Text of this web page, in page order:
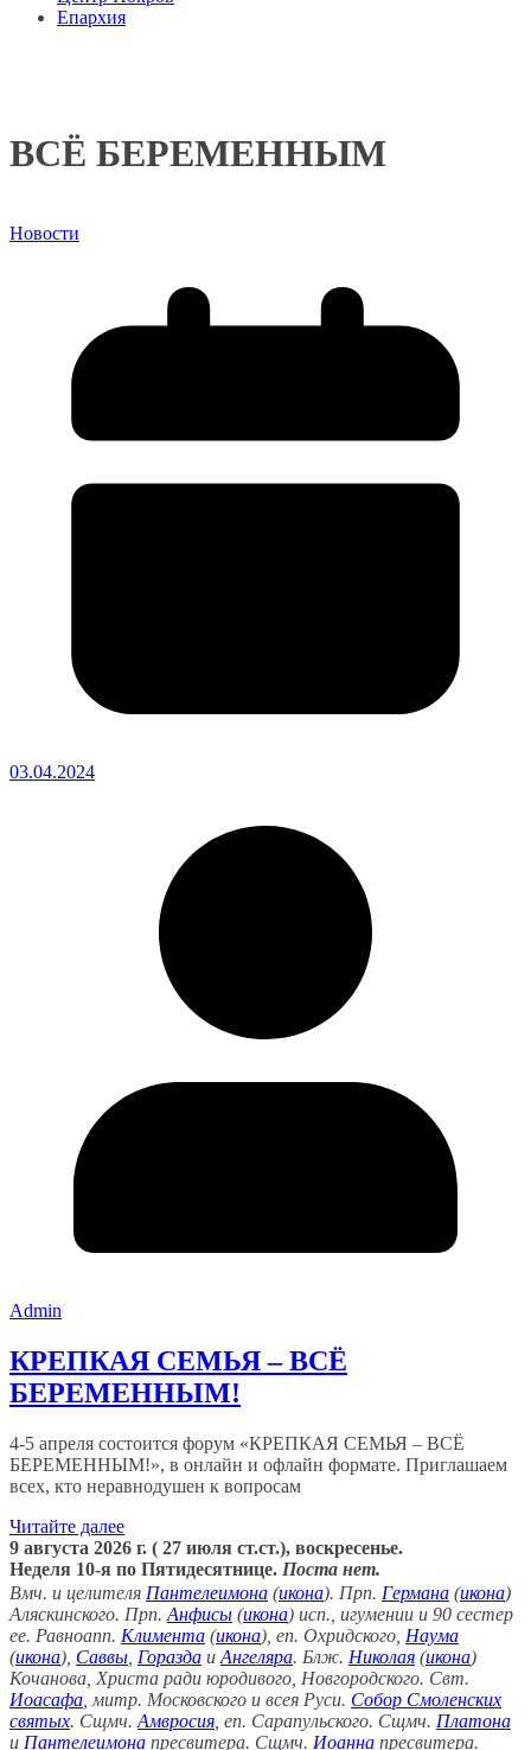
Епархия
ВСЁ БЕРЕМЕННЫМ
Новости
03.04.2024
Admin
КРЕПКАЯ СЕМЬЯ – ВСЁ
БЕРЕМЕННЫМ!
4-5 апреля состоится форум «КРЕПКАЯ СЕМЬЯ – ВСЁ
БЕРЕМЕННЫМ!», в онлайн и офлайн формате. Приглашаем
всех, кто неравнодушен к вопросам
Читайте далее
9 августа 2026 г. ( 27 июля ст.ст.), воскресенье.
Неделя 10-я по Пятидесятнице. Поста нет.
Вмч. и целителя Пантелеимона (икона). Прп. Германа (икона)
Аляскинского. Прп. Анфисы (икона) исп., игумении и 90 сестер
ее. Равноапп. Климента (икона), еп. Охридского, Наума
(икона), Саввы Горазда и Ангеляра. Блж. Николая (икона)
Кочанова, Христа ради юродивого, Новгородского. Свт.
Иоасафа , митр. Московского и всея Руси. Собор Смоленских
святых. Сщмч. Амвросия , еп. Сарапульского. Сщмч. Платона
и Пантелеимона пресвитера. Сщмч. Иоанна пресвитера.